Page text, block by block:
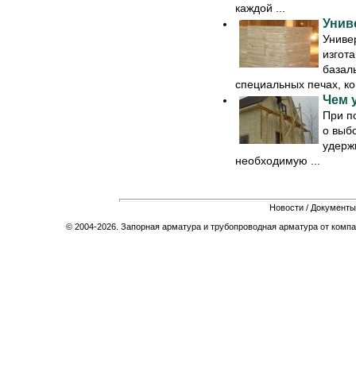
каждой ...
специальных печах,
Чем
При
о
необходимую ...
Новости / Документы
© 2004-2026. Запорная арматура и трубопроводная арматура от